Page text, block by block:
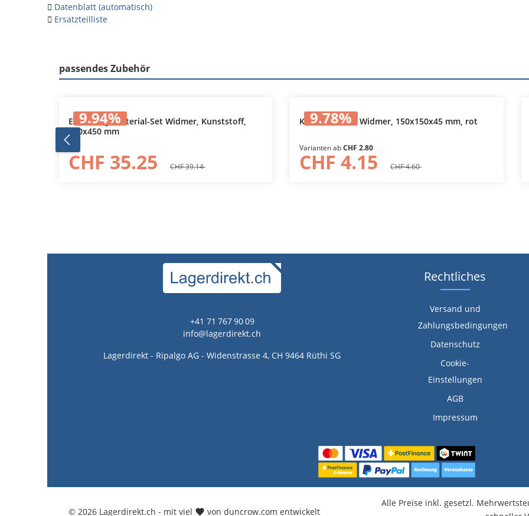
Datenblatt (automatisch)
Ersatzteilliste
passendes Zubehör
9.94%
Einteilungsmaterial-Set Widmer, Kunststoff,
460x450 mm
CHF 35.25 CHF 39.14
9.78%
Kunststoffbox Widmer, 150x150x45 mm, rot
Varianten abCHF 2.80
CHF 4.15 CHF 4.60
+41 71 767 90 09
info@lagerdirekt.ch
Lagerdirekt - Ripalgo AG - Widenstrasse 4, CH 9464 Rüthi SG
Rechtliches
Versand und
Zahlungsbedingungen
Datenschutz
Cookie-
Einstellungen
AGB
Impressum
© 2026 Lagerdirekt.ch - mit viel von duncrow.com entwickelt
Alle Preise inkl. gesetzl.